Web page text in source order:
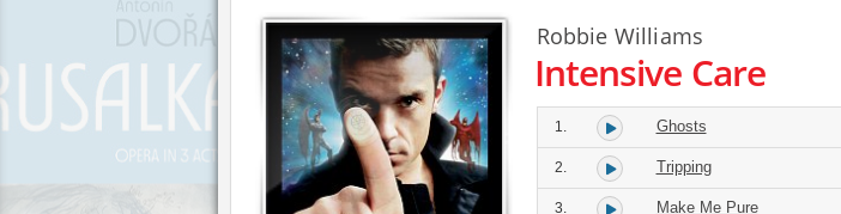
Robbie Williams
Intensive Care
1. Ghosts
2. Tripping
3. Make Me Pure